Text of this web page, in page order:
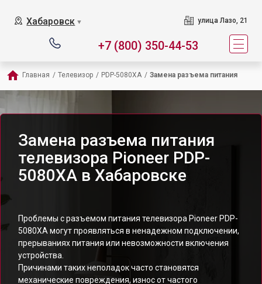
Хабаровск ▼ улица Лазо, 21
+7 (800) 350-44-53
Главная / Телевизор / PDP-5080XA / Замена разъема питания
Замена разъема питания
телевизора Pioneer PDP-
5080XA в Хабаровске
Проблемы с разъемом питания телевизора Pioneer PDP-
5080XA могут проявляться в ненадежном подключении,
прерываниях питания или невозможности включения
устройства.
Причинами таких неполадок часто становятся
механические повреждения, износ от частого